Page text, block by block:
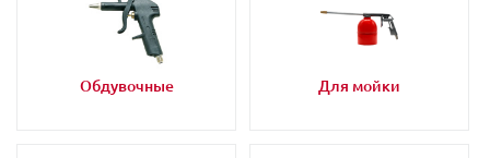
Обдувочные Для мойки